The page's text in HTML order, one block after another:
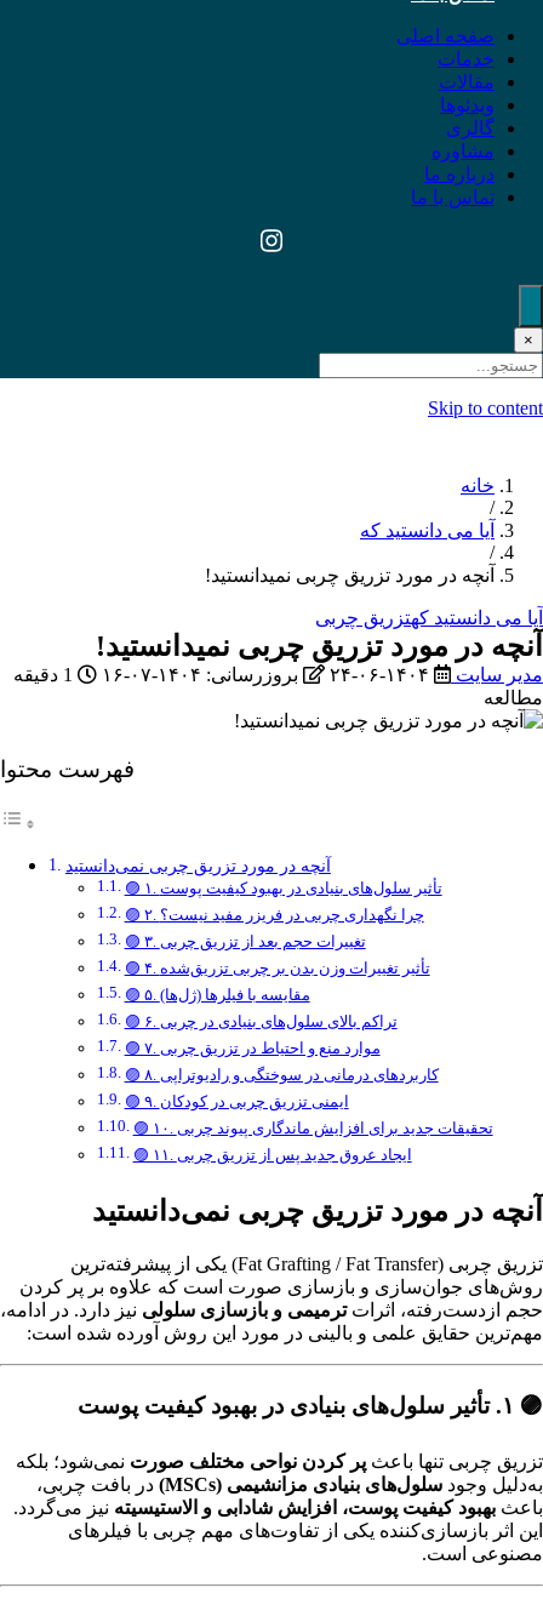
صفحه اصلی
خدمات
مقالات
ویدئوها
گالری
مشاوره
درباره ما
تماس با ما
×
Skip to content
خانه
/
آیا می دانستید که
/
آنچه در مورد تزریق چربی نمیدانستید!
آیا می دانستید کهتزریق چربی
آنچه در مورد تزریق چربی نمیدانستید!
مدیر سایت ۱۴۰۴-۰۶-۲۴ بروزرسانی: ۱۴۰۴-۰۷-۱۶
1 دقیقه
مطالعه
فهرست محتوا
آنچه در مورد تزریق چربی نمی‌دانستید
🟣 ۱. تأثیر سلول‌های بنیادی در بهبود کیفیت پوست
🟣 ۲. چرا نگهداری چربی در فریزر مفید نیست؟
🟣 ۳. تغییرات حجم بعد از تزریق چربی
🟣 ۴. تأثیر تغییرات وزن بدن بر چربی تزریق‌شده
🟣 ۵. مقایسه با فیلرها (ژل‌ها)
🟣 ۶. تراکم بالای سلول‌های بنیادی در چربی
🟣 ۷. موارد منع و احتیاط در تزریق چربی
🟣 ۸. کاربردهای درمانی در سوختگی و رادیوتراپی
🟣 ۹. ایمنی تزریق چربی در کودکان
🟣 ۱۰. تحقیقات جدید برای افزایش ماندگاری پیوند چربی
🟣 ۱۱. ایجاد عروق جدید پس از تزریق چربی
آنچه در مورد تزریق چربی نمی‌دانستید
تزریق چربی (Fat Grafting / Fat Transfer) یکی از پیشرفته‌ترین
روش‌های جوان‌سازی و بازسازی صورت است که علاوه بر پر کردن
حجم از‌دست‌رفته، اثراتترمیمی و بازسازی سلولی نیز دارد. در ادامه،
مهم‌ترین حقایق علمی و بالینی در مورد این روش آورده شده است:
🟣 ۱. تأثیر سلول‌های بنیادی در بهبود کیفیت پوست
تزریق چربی تنها باعث پر کردن نواحی مختلف صورت نمی‌شود؛ بلکه
به‌دلیل وجود سلول‌های بنیادی مزانشیمی (MSCs)
در بافت چربی،
باعث بهبود کیفیت پوست، افزایش شادابی و الاستیسیته نیز می‌گردد.
این اثر بازسازی‌کننده یکی از تفاوت‌های مهم چربی با فیلرهای
مصنوعی است.